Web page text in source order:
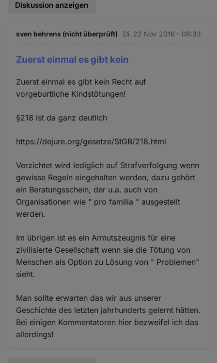
Diskussion anzeigen
sven behrens (nicht überprüft) Di. 22 Nov 2016 - 08:33
Zuerst einmal es gibt kein
Zuerst einmal es gibt kein Recht auf
vorgeburtliche Kindstötungen!
§218 ist da ganz deutlich
https://dejure.org/gesetze/StGB/218.html
Verzichtet wird lediglich auf Strafverfolgung wenn
gewisse Regeln eingehalten werden, dazu gehört
ein Beratungsschein, der u.a. auch von
Organisationen wie " pro familia " ausgestellt
werden.
Im übrigen ist es ein Armutszeugnis für eine
zivilisierte Gesellschaft wenn sie die Tötung von
Menschen als Option zu Lösung von " Problemen"
sieht.
Man sollte erwarten das wir aus unserer
Geschichte des letzten jahrhunderts gelernt hätten.
Bei einigen Kommentatoren hier bezweifel ich das
allerdings!